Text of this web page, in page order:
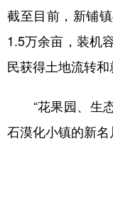
截至目前，新铺
1.5万余亩，装机
民获得土地流转和
“花果园、生
石漠化小镇的新名